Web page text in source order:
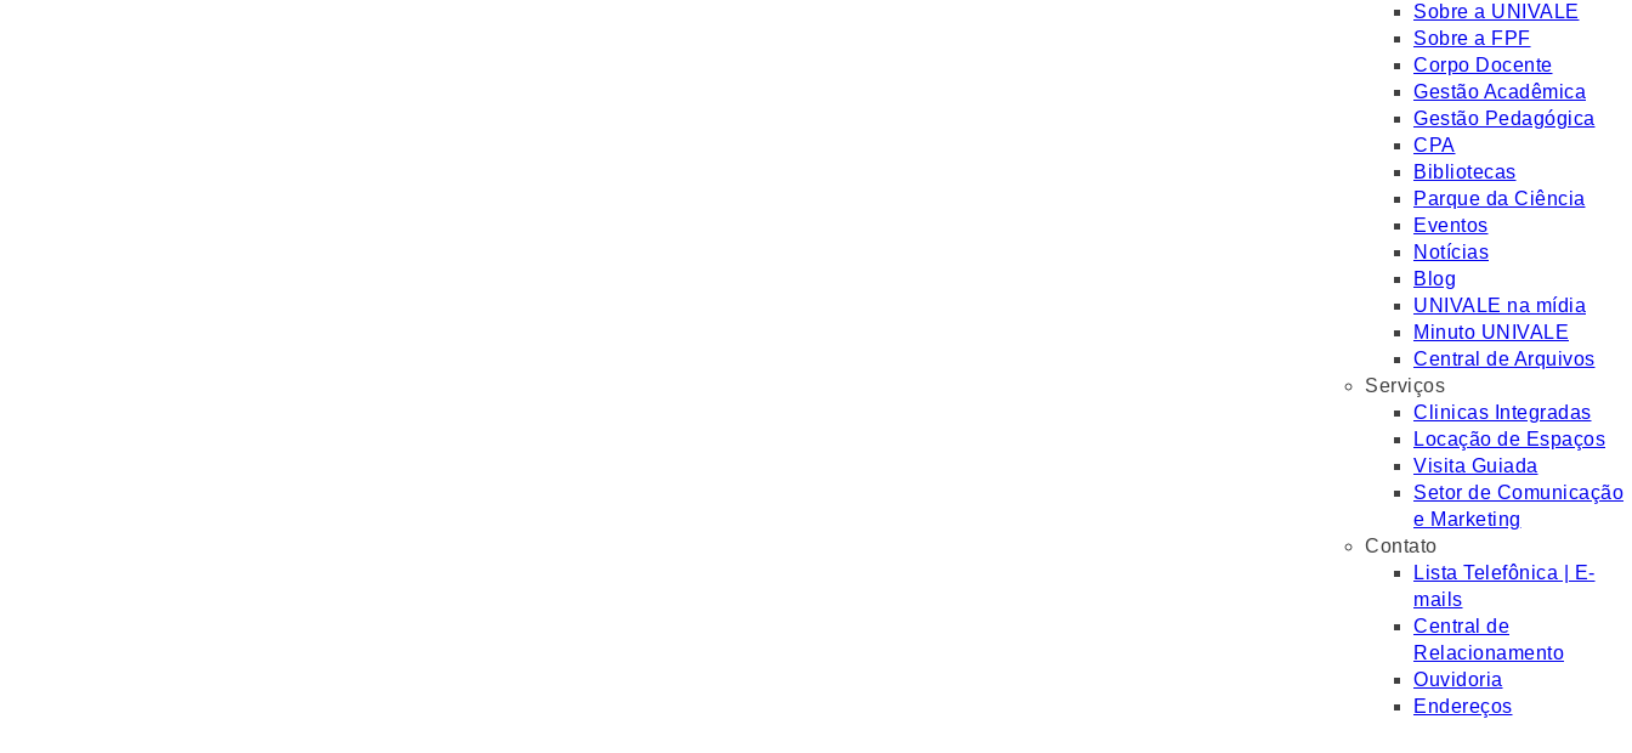
Sobre a UNIVALE
Sobre a FPF
Corpo Docente
Gestão Acadêmica
Gestão Pedagógica
CPA
Bibliotecas
Parque da Ciência
Eventos
Notícias
Blog
UNIVALE na mídia
Minuto UNIVALE
Central de Arquivos
Serviços
Clinicas Integradas
Locação de Espaços
Visita Guiada
Setor de Comunicação
e Marketing
Contato
Lista Telefônica | E-
mails
Central de
Relacionamento
Ouvidoria
Endereços